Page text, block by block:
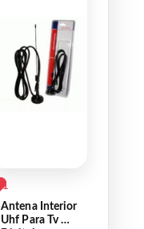
1
Antena Interior
Uhf Para Tv Hd